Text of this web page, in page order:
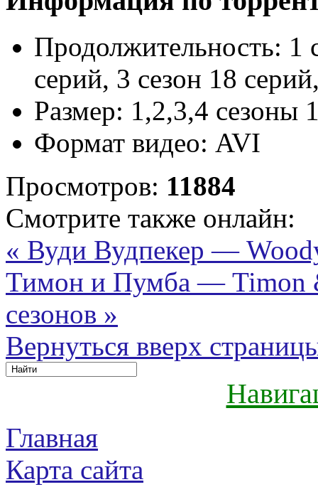
Продолжительность: 1
серий, 3 сезон 18
Размер: 1,2,3,4 сезоны
Формат видео: AVI
Просмотров: 11884
Смотрите также онлайн:
« Вуди Вудпекер —
Тимон и Пумба — Timon
сезонов »
Вернуться вверх
Главная
Карта сайта